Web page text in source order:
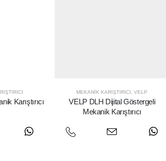
Karıştırıcı
MEKANIK KARIŞTIRICI ,VELP
VELP DLH Dijital Göstergeli
Mekanik Karıştırıcı